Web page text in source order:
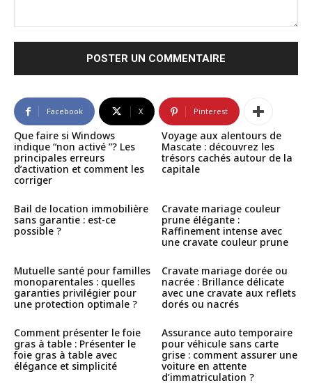
Facebook X Pinterest
Que faire si Windows
indique “non activé ”? Les
principales erreurs
d’activation et comment les
corriger
Voyage aux alentours de
Mascate : découvrez les
trésors cachés autour de la
capitale
Bail de location immobilière
sans garantie : est-ce
possible ?
Cravate mariage couleur
prune élégante :
Raffinement intense avec
une cravate couleur prune
Mutuelle santé pour familles
monoparentales : quelles
garanties privilégier pour
une protection optimale ?
Cravate mariage dorée ou
nacrée : Brillance délicate
avec une cravate aux reflets
dorés ou nacrés
Comment présenter le foie
gras à table : Présenter le
foie gras à table avec
élégance et simplicité
Assurance auto temporaire
pour véhicule sans carte
grise : comment assurer une
voiture en attente
d’immatriculation ?